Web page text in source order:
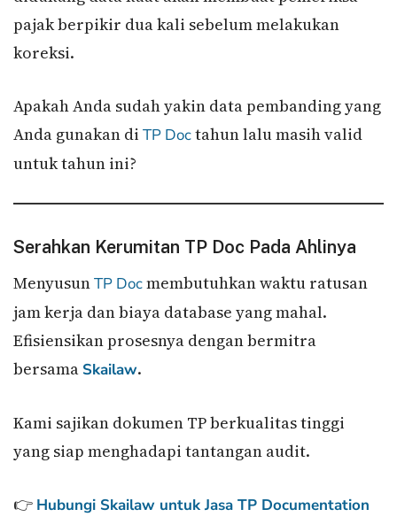
pajak berpikir dua kali sebelum melakukan
koreksi.
Apakah Anda sudah yakin data pembanding yang
Anda gunakan di TP Doctahun lalu masih valid
untuk tahun ini?
Serahkan Kerumitan TP Doc Pada Ahlinya
MenyusunTP Docmembutuhkan waktu ratusan
jam kerja dan biaya database yang mahal.
Efisiensikan prosesnya dengan bermitra
bersama Skailaw.
Kami sajikan dokumen TP berkualitas tinggi
yang siap menghadapi tantangan audit.
👉 Hubungi Skailaw untuk Jasa TP Documentation